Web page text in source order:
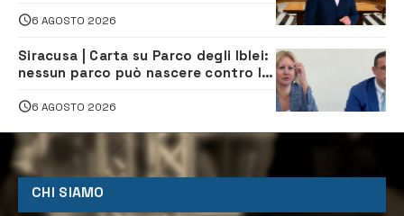
6 AGOSTO 2026
Siracusa | Carta su Parco degli Iblei:
nessun parco può nascere contro le
6 AGOSTO 2026
CHI SIAMO